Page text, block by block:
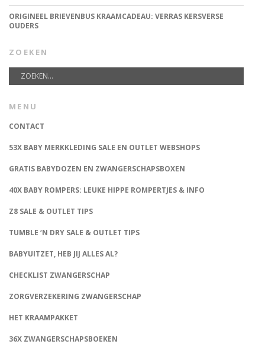
ORIGINEEL BRIEVENBUS KRAAMCADEAU: VERRAS KERSVERSE
OUDERS
ZOEKEN
MENU
CONTACT
53X BABY MERKKLEDING SALE EN OUTLET WEBSHOPS
GRATIS BABYDOZEN EN ZWANGERSCHAPSBOXEN
40X BABY ROMPERS: LEUKE HIPPE ROMPERTJES & INFO
Z8 SALE & OUTLET TIPS
TUMBLE ‘N DRY SALE & OUTLET TIPS
BABYUITZET, HEB JIJ ALLES AL?
CHECKLIST ZWANGERSCHAP
ZORGVERZEKERING ZWANGERSCHAP
HET KRAAMPAKKET
36X ZWANGERSCHAPSBOEKEN